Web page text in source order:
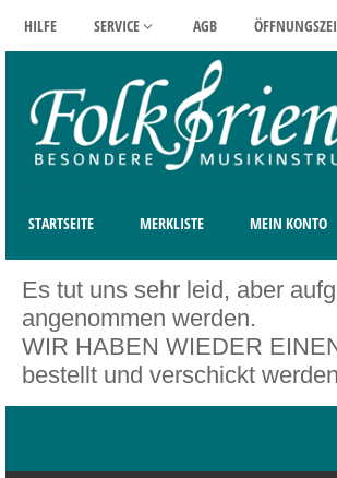
HILFE SERVICE AGB
STARTSEITE MERKLISTE MEIN KONTO
Es tut uns sehr leid, aber
angenommen werden.
WIR HABEN WIEDER
bestellt und verschickt